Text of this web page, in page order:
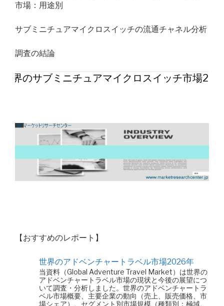
市場：用途別
サブミニチュアマイクロスイッチの流通チャネル分析
調査の結論
世界のサブミニチュアマイクロスイッチ市場
【おすすめのレポート】
世界のアドベンチャートラベル市場2026年
当資料（Global Adventure Travel Market）は世界の
アドベンチャートラベル市場の現状と今後の展望につ
いて調査・分析しました。世界のアドベンチャートラ
ベル市場概要、主要企業の動向（売上、販売価格、市
場シェア）、セグメント別市場規模（種類別：極域、